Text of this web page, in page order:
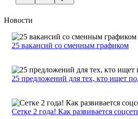
Новости
25 вакансий со сменным графиком
25 предложений для тех, кто ищет
Сетке 2 года! Как развивается